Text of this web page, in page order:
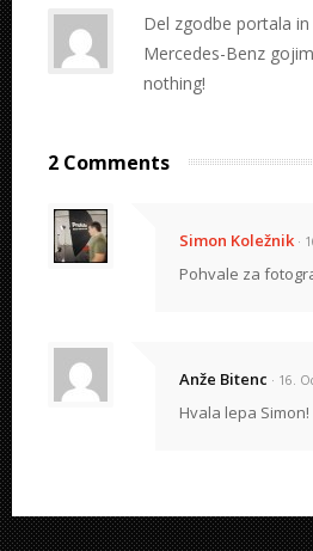
Del zgodbe portala
Mercedes-Benz
nothing!
2 Comments
Simon Koležnik ·
Pohvale za
Anže Bitenc · 16.
Hvala lepa Simon!